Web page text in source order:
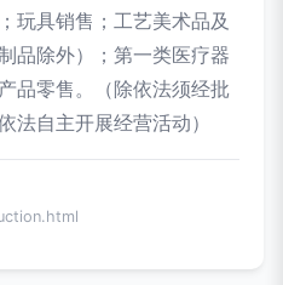
玩具销售；工艺美术品及
品除外）；第一类医疗器
品零售。（除依法须经批
法自主开展经营活动）